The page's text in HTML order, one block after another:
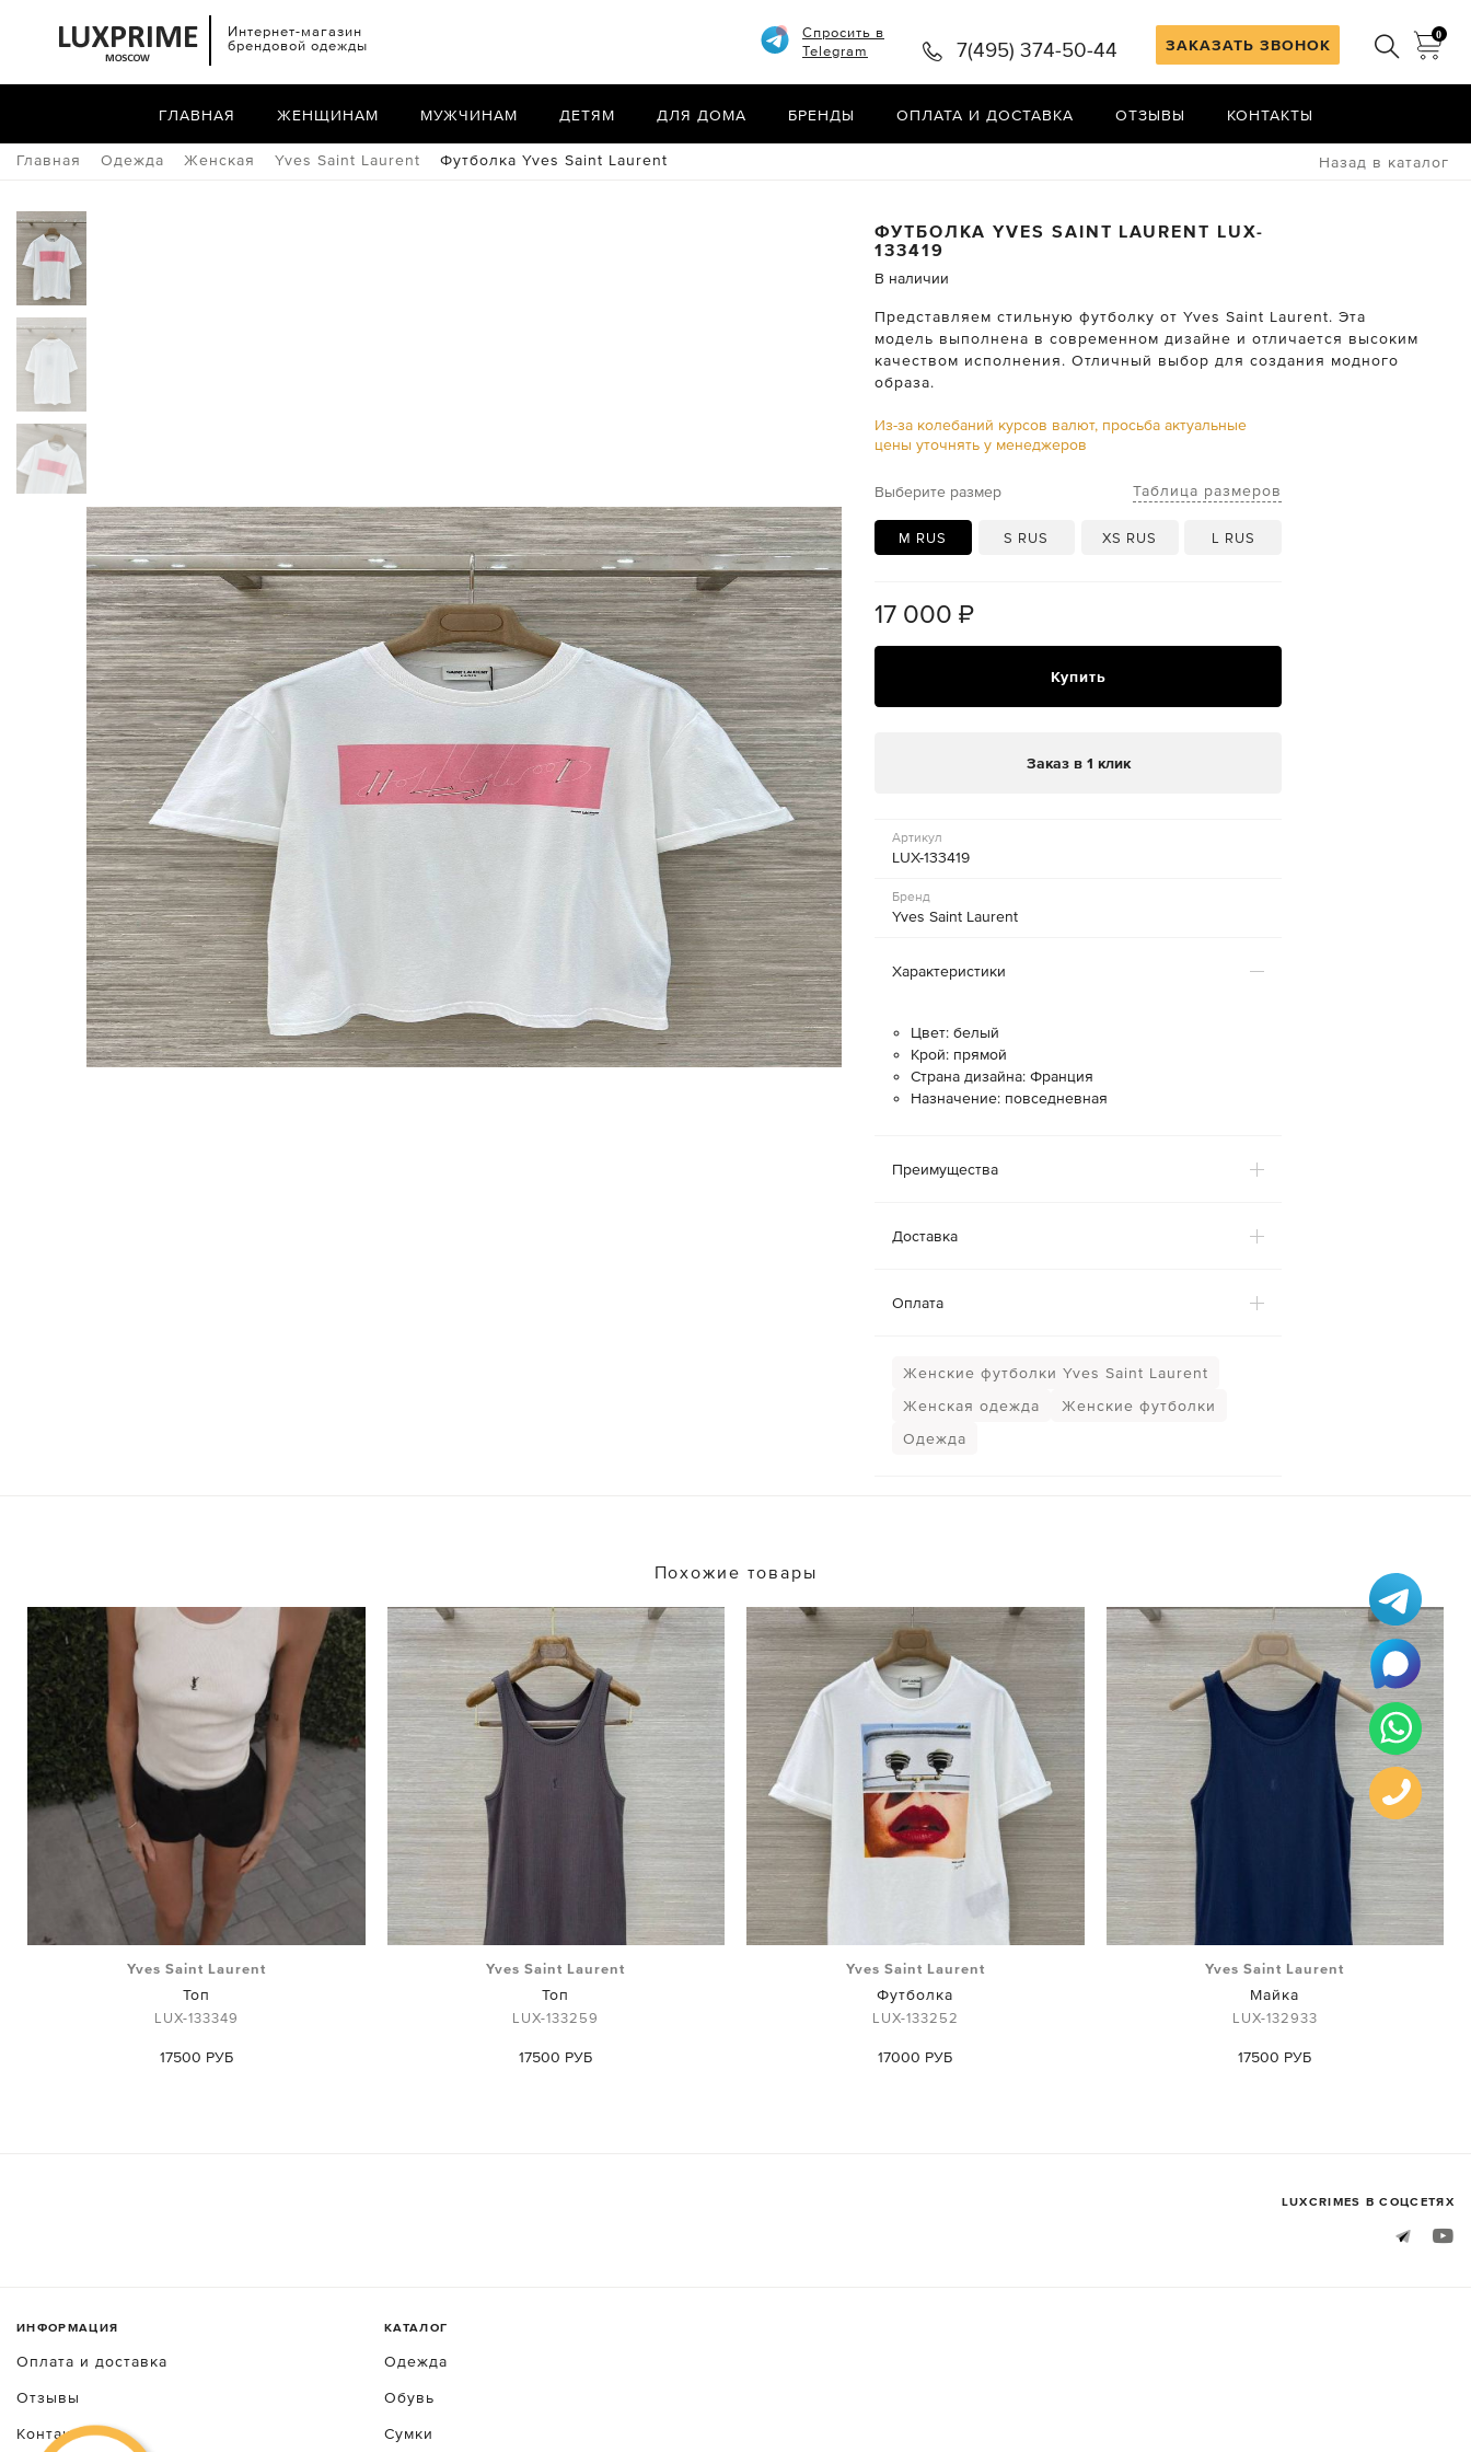
Интернет-магазин
брендовой одежды
ЗАКАЗАТЬ ЗВОНОК
0
Спросить в
Telegram
7(495) 374-50-44
ГЛАВНАЯ ЖЕНЩИНАМ МУЖЧИНАМ ДЕТЯМ ДЛЯ ДОМА БРЕНДЫ ОПЛАТА И ДОСТАВКА ОТЗЫВЫ КОНТАКТЫ
Главная Одежда Женская Yves Saint Laurent Футболка Yves Saint Laurent Назад в каталог
ФУТБОЛКАYVES SAINT LAURENT LUX-
133419
В наличии
Представляем стильную футболку от Yves Saint Laurent. Эта
модель выполнена в современном дизайне и отличается высоким
качеством исполнения. Отличный выбор для создания модного
образа.
Из-за колебаний курсов валют, просьба актуальные
цены уточнять у менеджеров
Выберите размер Таблица размеров
M RUS S RUS XS RUS L RUS
17 000 ₽
Купить
Заказ в 1 клик
Артикул
LUX-133419
Бренд
Yves Saint Laurent
Характеристики
Цвет: белый
Крой: прямой
Страна дизайна: Франция
Назначение: повседневная
Преимущества
Доставка
Оплата
Женские футболки Yves Saint Laurent
Женская одежда
Женские футболки
Одежда
Похожие товары
Yves Saint Laurent
Топ
LUX-133349
17500 РУБ
Yves Saint Laurent
Топ
LUX-133259
17500 РУБ
Yves Saint Laurent
Футболка
LUX-133252
17000 РУБ
Yves Saint Laurent
Майка
LUX-132933
17500 РУБ
LUXСRIMES В СОЦСЕТЯХ
ИНФОРМАЦИЯ
Оплата и доставка
Отзывы
Контакты
КАТАЛОГ
Одежда
Обувь
Сумки